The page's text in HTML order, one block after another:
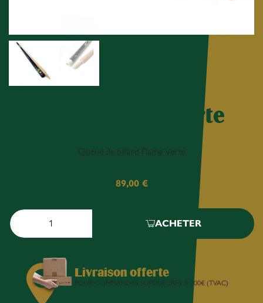
Queue Flame Verte
Queue de billard Flame Verte
89,00 €
ACHETER
Livraison offerte
POUR COMMANDES SUPÉRIEURES À 200€ (TVAC)